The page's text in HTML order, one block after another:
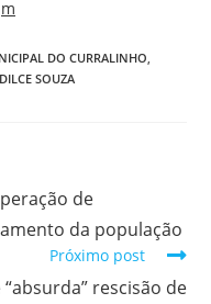
DO CURRALINHO
SOUZA
de
da população
Próximo post
rescisão de